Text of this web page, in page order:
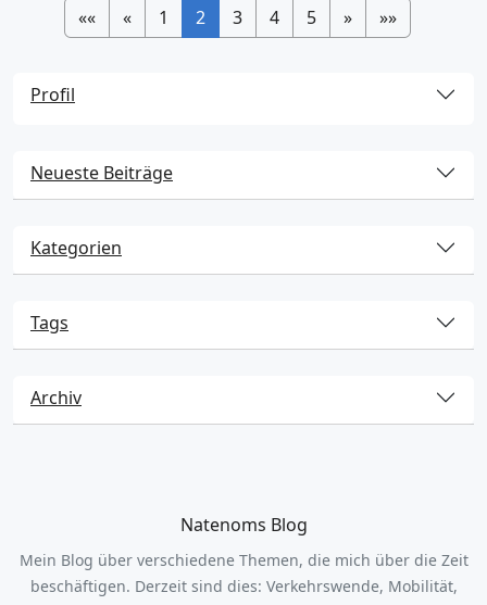
«« « 1 2 3 4 5 » »»
Profil
Neueste Beiträge
Kategorien
Tags
Archiv
Natenoms Blog
Mein Blog über verschiedene Themen, die mich über die Zeit
beschäftigen. Derzeit sind dies: Verkehrswende, Mobilität,